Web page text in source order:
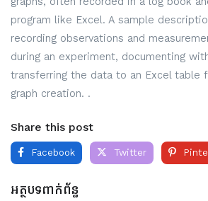
program like Excel. A sample
recording observations and
during an experiment, documenting
transferring the data to an Excel table
graph creation. .
Share this post
Facebook Twitter
អត្ថបទពាក់ព័ន្ធ